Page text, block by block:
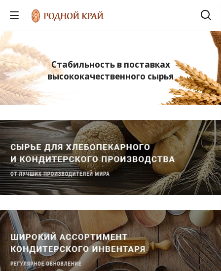
Стабильность в поставках
высококачественного сырья